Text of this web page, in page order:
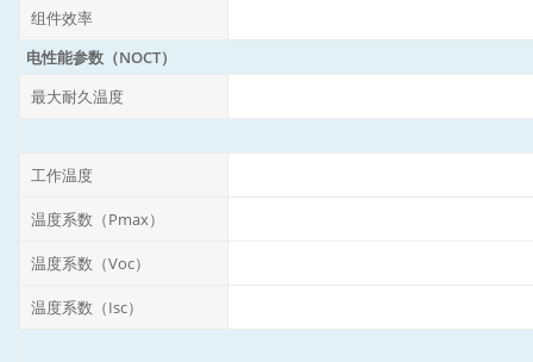
组件效率
电性能参数（NOCT）
最大耐久温度
工作温度
温度系数（Pmax）
温度系数（Voc）
温度系数（Isc）